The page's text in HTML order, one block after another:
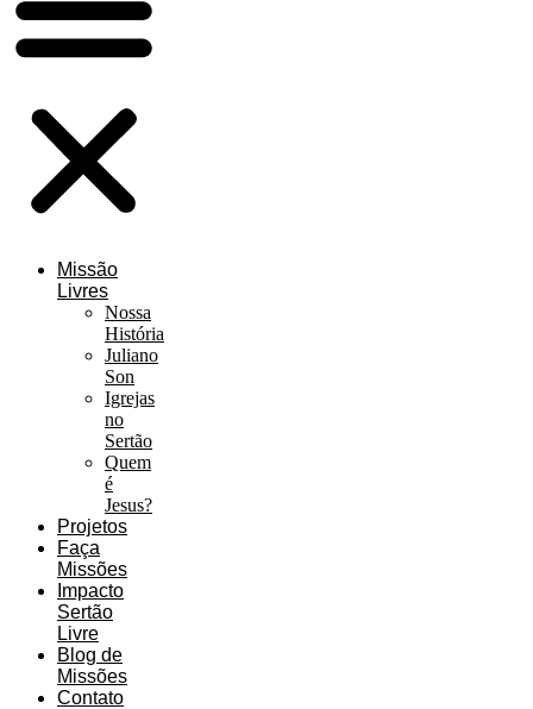
Missão
Livres
Nossa
História
Juliano
Son
Igrejas
no
Sertão
Quem
é
Jesus?
Projetos
Faça
Missões
Impacto
Sertão
Livre
Blog de
Missões
Contato